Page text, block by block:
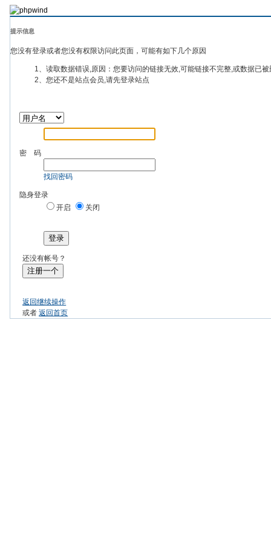
提示信息
您没有登录或者您没有权限访问此页面，可能有如下几个原因
1、读取数据错误,原因：您要访问的链接无效,可能链接不完整,或数据已
2、您还不是站点会员,请先登录站点
密 码
找回密码
隐身登录
开启
关闭
登录
还没有帐号？
注册一个
返回继续操作
或者返回首页